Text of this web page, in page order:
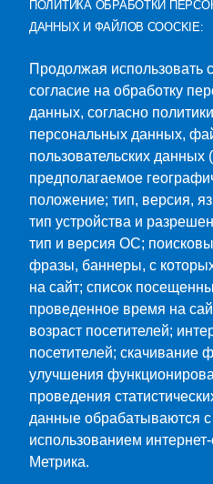
Категории:Новости
Предыдущая Запись
СТУДЕНТЫ КОЛЛЕДЖА
СВЯЗИ ОКУНУЛИСЬ В
АТМОСФЕРУ БАЛА 19 ВЕКА
Мобильн.
ПОЛИТИКА ОБРАБОТКИ
ДАННЫХ И ФАЙЛОВ COOCKIE:
Продолжая использовать
согласие на обработку
данных, согласно
персональных данных,
пользовательских данных
предполагаемое
положение; тип, версия,
тип устройства и
тип и версия ОС;
фразы, баннеры, с
на сайт; список
проведенное время на
возраст посетителей;
посетителей; скачивание
улучшения
проведения
данные обрабатываются с
использованием
Метрика.